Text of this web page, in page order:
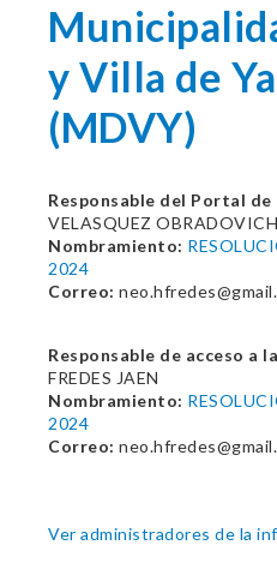
y Villa de
(MDVY)
Responsable del Portal de
VELASQUEZ OBRADOVICH
Nombramiento:
2024
Correo:
Responsable de acceso a
FREDES JAEN
Nombramiento:
2024
Correo:
Ver administradores de la